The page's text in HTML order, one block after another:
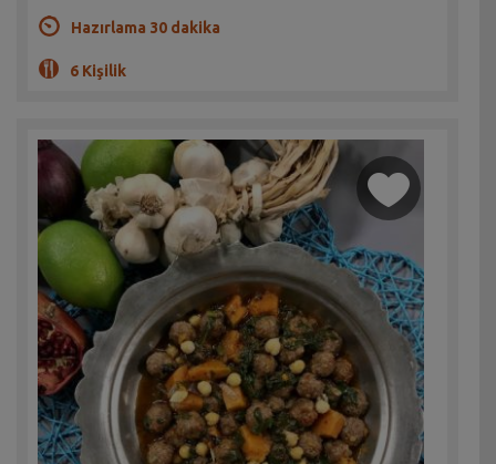
Hazırlama 30 dakika
6 Kişilik